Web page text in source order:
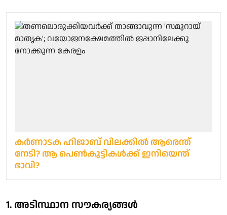
കർണാടക ഹിജാബ് വിലക്കിൽ ആരെന്ത്
നേടി? ആ പെൺകുട്ടികൾക്ക് ഇനിയെന്ത്
ഭാവി?
1. അടിസ്ഥാന സൗകര്യങ്ങള്‍